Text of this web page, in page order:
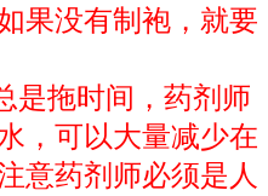
果没有制袍，就要
是拖时间，药剂师
，可以大量减少在
意药剂师必须是人